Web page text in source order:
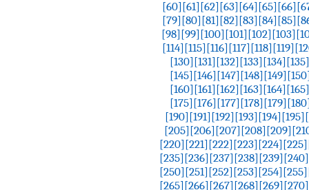
[60][61][62][63][64][65][66]
[79][80][81][82][83][84][85]
[98][99][100][101][102][103]
[114][115][116][117][118][119]
[130][131][132][133][134][135]
[145][146][147][148][149]
[160][161][162][163][164][165]
[175][176][177][178][179]
[190][191][192][193][194][195]
[205][206][207][208][209]
[220][221][222][223][224][225]
[235][236][237][238][239][240]
[250][251][252][253][254][255]
[265][266][267][268][269][270]